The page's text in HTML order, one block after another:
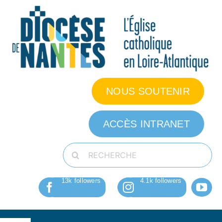
NOUS SOUTENIR
ACCÈS INTRANET
Rechercher: